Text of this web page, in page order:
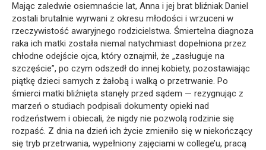
Mając zaledwie osiemnaście lat, Anna i jej brat bliźniak Daniel
zostali brutalnie wyrwani z okresu młodości i wrzuceni w
rzeczywistość awaryjnego rodzicielstwa. Śmiertelna diagnoza
raka ich matki została niemal natychmiast dopełniona przez
chłodne odejście ojca, który oznajmił, że „zasługuje na
szczęście”, po czym odszedł do innej kobiety, pozostawiając
piątkę dzieci samych z żałobą i walką o przetrwanie. Po
śmierci matki bliźnięta stanęły przed sądem — rezygnując z
marzeń o studiach podpisali dokumenty opieki nad
rodzeństwem i obiecali, że nigdy nie pozwolą rodzinie się
rozpaść. Z dnia na dzień ich życie zmieniło się w niekończący
się tryb przetrwania, wypełniony zajęciami w college’u, pracą